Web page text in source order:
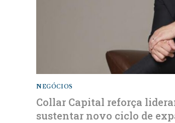
NEGÓCIOS
Collar Capital reforça
sustentar novo ciclo de